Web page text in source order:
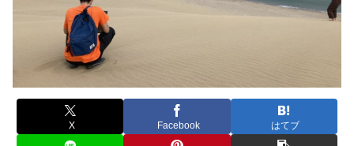
X Facebook はてブ